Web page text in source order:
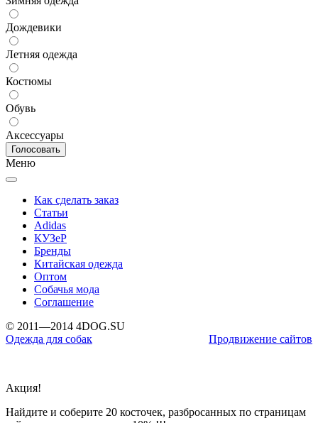
Дождевики
Летняя одежда
Костюмы
Обувь
Аксессуары
Меню
Как сделать заказ
Статьи
Adidas
КУЗеР
Бренды
Китайская одежда
Оптом
Собачья мода
Соглашение
© 2011—2014 4DOG.SU
Одежда для собак
Продвижение сайтов
Акция!
Найдите и соберите 20 косточек, разбросанных по страницам